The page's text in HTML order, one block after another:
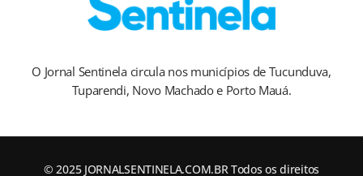
O Jornal Sentinela circula nos municípios de Tucunduva,
Tuparendi, Novo Machado e Porto Mauá.
© 2025 JORNALSENTINELA.COM.BR Todos os direitos